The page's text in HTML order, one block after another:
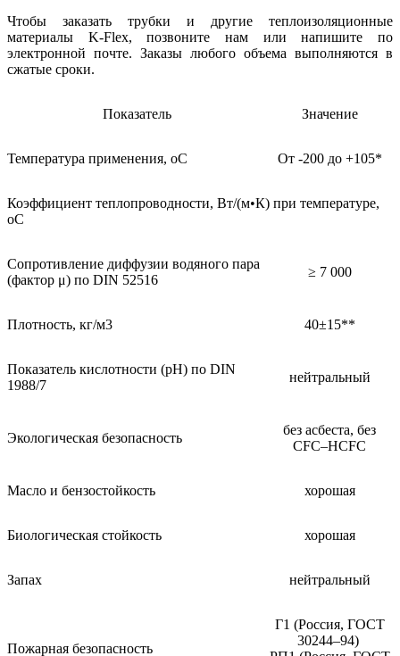
Чтобы заказать трубки и другие теплоизоляционные
материалы K-Flex, позвоните нам или напишите по
электронной почте. Заказы любого объема выполняются в
сжатые сроки.
Показатель Значение
Температура применения, oC От -200 до +105*
Коэффициент теплопроводности, Вт/(м•К) при температуре,
оС
Сопротивление диффузии водяного пара
(фактор μ) по DIN 52516
≥ 7 000
Плотность, кг/м3 40±15**
Показатель кислотности (pH) по DIN
1988/7
нейтральный
Экологическая безопасность
без асбеста, без
CFC–HCFC
Масло и бензостойкость хорошая
Биологическая стойкость хорошая
Запах нейтральный
Пожарная безопасность
Г1 (Россия, ГОСТ
30244–94)